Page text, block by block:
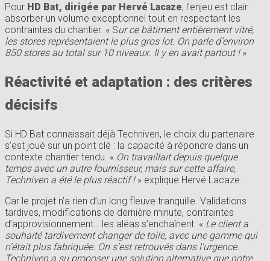
Pour HD Bat, dirigée par Hervé Lacaze, l’enjeu est clair :
absorber un volume exceptionnel tout en respectant les
contraintes du chantier. « Sur ce bâtiment entièrement vitré,
les stores représentaient le plus gros lot. On parle d’environ
850 stores au total sur 10 niveaux. Il y en avait partout !»
Réactivité et adaptation : des critères
décisifs
Si HD Bat connaissait déjà Techniven, le choix du partenaire
s’est joué sur un point clé : la capacité à répondre dans un
contexte chantier tendu. « On travaillait depuis quelque
temps avec un autre fournisseur, mais sur cette affaire,
Techniven a été le plus réactif ! » explique Hervé Lacaze.
Car le projet n’a rien d’un long fleuve tranquille. Validations
tardives, modifications de dernière minute, contraintes
d’approvisionnement… les aléas s’enchaînent. « Le client a
souhaité tardivement changer de toile, avec une gamme qui
n’était plus fabriquée. On s’est retrouvés dans l’urgence.
Techniven a su proposer une solution alternative que notre